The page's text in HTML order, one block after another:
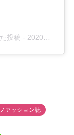
投稿 - 2020年 5月月21日午前12時59分PDT
ァッション誌